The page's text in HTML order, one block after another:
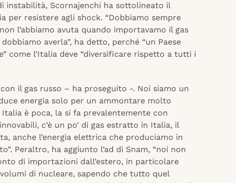
instabilità, Scornajenchi ha sottolineato il
per resistere agli shock. “Dobbiamo sempre
l’abbiamo avuta quando importavamo il gas
averla”, ha detto, perché “un Paese
come l’Italia deve “diversificare rispetto a tutti i
il gas russo – ha proseguito -. Noi siamo un
energia solo per un ammontare molto
Italia è poca, la si fa prevalentemente con
c’è un po’ di gas estratto in Italia, il
anche l’energia elettrica che produciamo in
Peraltro, ha aggiunto l’ad di Snam, “noi non
di importazioni dall’estero, in particolare
di nucleare, sapendo che tutto quel